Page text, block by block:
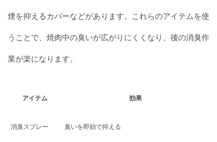
煙を抑えるカバーなどがあります。これらのアイテムを使
うことで、焼肉中の臭いが広がりにくくなり、後の消臭作
業が楽になります。
アイテム 効果
消臭スプレー 臭いを即効で抑える